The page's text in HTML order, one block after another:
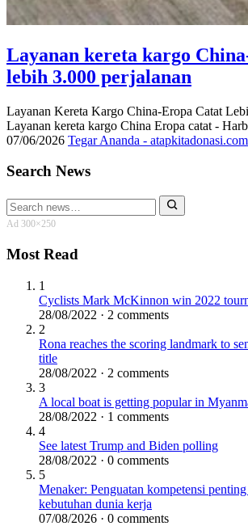
Layanan kereta kargo
lebih 3.000 perjalanan
Layanan Kereta Kargo China-Eropa Catat
Layanan kereta kargo China Eropa catat -
07/06/2026 Tegar Ananda - atapkitadonasi.com
Search News
Search
for:
Ad 300×250
Most Read
1
Cyclists Mark McKinnon win 2022
28/08/2022 · 2 comments
2
Rona reaches the scoring landmark to
title
28/08/2022 · 2 comments
3
A local boat is getting popular in
28/08/2022 · 1 comments
4
See latest Trump and Biden polling
28/08/2022 · 0 comments
5
Menaker: Penguatan kompetensi
kebutuhan dunia kerja
07/08/2026 · 0 comments